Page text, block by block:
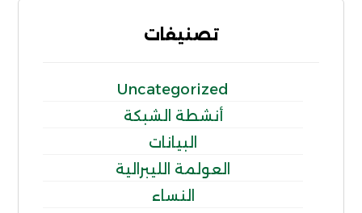
تصنيفات
Uncategorized
أنشطة الشبكة
البيانات
العولمة الليبرالية
النساء